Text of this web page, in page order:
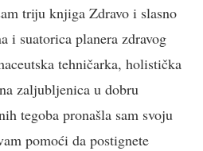
triju knjiga Zdravo i slasno
i suatorica planera zdravog
tehničarka, holistička
zaljubljenica u dobru
tegoba pronašla sam svoju
pomoći da postignete